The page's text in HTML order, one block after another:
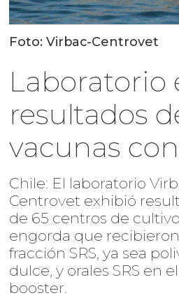
Foto: Virbac-Centrovet
Laboratorio
resultados
vacunas
Chile: El laboratorio
Centrovet exhibió
de 65 centros de
engorda que
fracción SRS, ya sea
dulce, y orales SRS en
booster.